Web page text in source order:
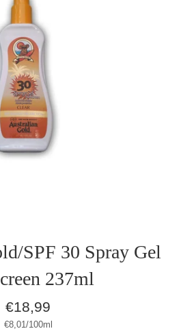
SPF 30 Spray Gel
237ml
Normaler
Preis
€18,99
Stückpreis
€8,01 /pro
100ml